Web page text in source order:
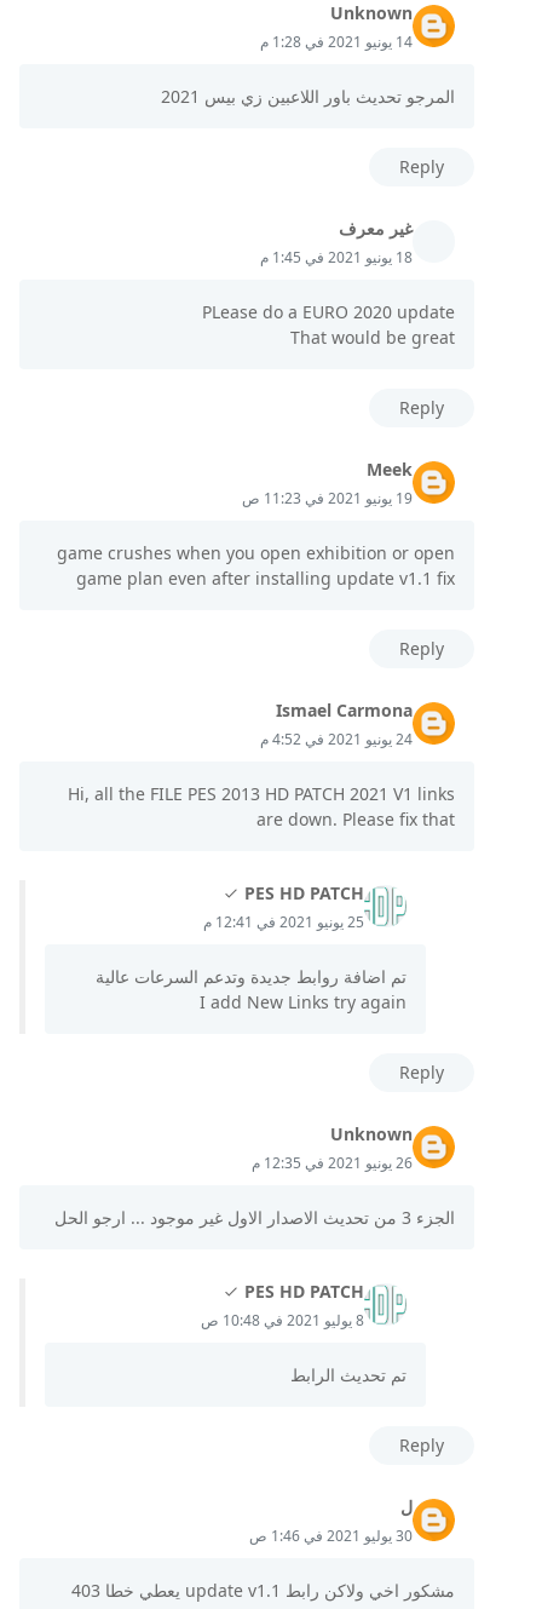
Unknown
14 يونيو 2021 في 1:28 م
المرجو تحديث باور اللاعبين زي بيس 2021
Reply
غير معرف
18 يونيو 2021 في 1:45 م
PLease do a EURO 2020 update
That would be great
Reply
Meek
19 يونيو 2021 في 11:23 ص
game crushes when you open exhibition or open
game plan even after installing update v1.1 fix
Reply
Ismael Carmona
24 يونيو 2021 في 4:52 م
Hi, all the FILE PES 2013 HD PATCH 2021 V1 links
are down. Please fix that
PES HD PATCH
25 يونيو 2021 في 12:41 م
تم اضافة روابط جديدة وتدعم السرعات عالية
I add New Links try again
Reply
Unknown
26 يونيو 2021 في 12:35 م
الجزء 3 من تحديث الاصدار الاول غير موجود ... ارجو الحل
PES HD PATCH
8 يوليو 2021 في 10:48 ص
تم تحديث الرابط
Reply
ل
30 يوليو 2021 في 1:46 ص
مشكور اخي ولاكن رابط update v1.1 يعطي خطا 403